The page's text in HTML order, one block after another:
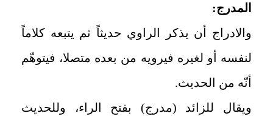
المدرج:
والادراج أن يذكر الراوي حديثاً ثم يتبعه كلاماً
لنفسه أو لغيره فيرويه من بعده متصلا، فيتوهّم
أنّه من الحديث.
ويقال للزائد (مدرج) بفتح الراء، وللحديث